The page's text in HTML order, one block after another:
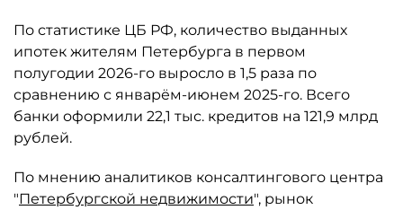
По статистике ЦБ РФ, количество выданных
ипотек жителям Петербурга в первом
полугодии 2026-го выросло в 1,5 раза по
сравнению с январём-июнем 2025-го. Всего
банки оформили 22,1 тыс. кредитов на 121,9 млрд
рублей.
По мнению аналитиков консалтингового центра
"Петербургской недвижимости", рынок